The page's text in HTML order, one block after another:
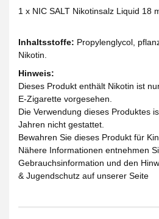
1 x NIC SALT Nikotinsalz Liquid 18
Inhaltsstoffe: Propylenglycol,
Nikotin.
Hinweis:
Dieses Produkt enthält Nikotin ist
E-Zigarette vorgesehen.
Die Verwendung dieses Produktes
Jahren nicht gestattet.
Bewahren Sie dieses Produkt für
Nähere Informationen entnehmen
Gebrauchsinformation und den
& Jugendschutz auf unserer Seite